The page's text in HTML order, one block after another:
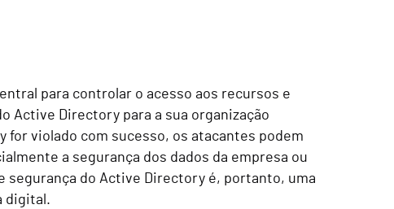
para controlar o acesso aos recursos e
Active Directory para a sua organização
for violado com sucesso, os atacantes podem
a segurança dos dados da empresa ou
segurança do Active Directory é, portanto, uma
digital.